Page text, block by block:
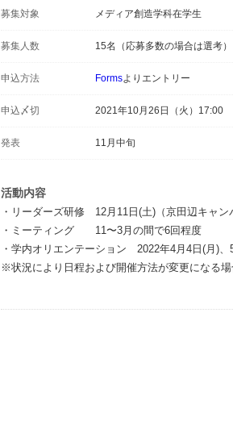
募集対象 メディア創造学科在学生
募集人数 15名（応募多数の場合は選考）
申込方法 Formsよりエントリー
申込〆切 2021年10月26日（火）17:00
発表 11月中旬
活動内容
・リーダーズ研修 12月11日(土)（京田辺キャン
・ミーティング 11〜3月の間で6回程度
・学内オリエンテーション 2022年4月4日(月)
※状況により日程および開催方法が変更になる場